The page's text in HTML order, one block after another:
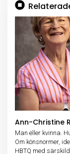
Ann-Christine
Man eller kvinna.
Om könsnormer,
HBTQ med